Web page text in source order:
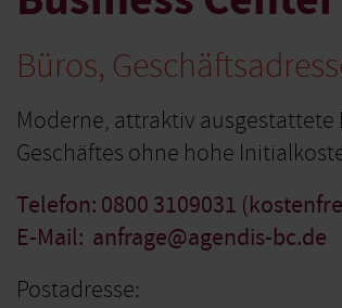
Büros,
Moderne, attraktiv
Geschäftes ohne hohe
Telefon: 0800 3109031
E-Mail: anfrage@agendis-bc.de
Postadresse: